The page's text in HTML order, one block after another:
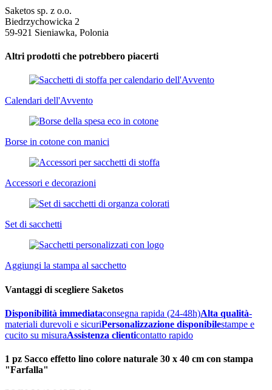
Saketos sp. z o.o.
Biedrzychowicka 2
59-921 Sieniawka, Polonia
Altri prodotti che potrebbero piacerti
Calendari dell'Avvento
Borse in cotone con manici
Accessori e decorazioni
Set di sacchetti
Aggiungi la stampa al sacchetto
Vantaggi di scegliere Saketos
Disponibilità immediataconsegna rapida (24-48h)Alta qualità-
materiali durevoli e sicuriPersonalizzazione disponibilestampe e
cucito su misuraAssistenza clienticontatto rapido
1 pz Sacco effetto lino colore naturale 30 x 40 cm con stampa
"Farfalla"